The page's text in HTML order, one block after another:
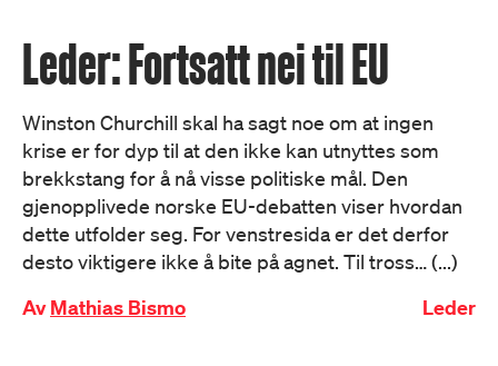
Leder: Fortsatt nei til EU
Winston Churchill skal ha sagt noe om at ingen
krise er for dyp til at den ikke kan utnyttes som
brekkstang for å nå visse politiske mål. Den
gjenopplivede norske EU-debatten viser hvordan
dette utfolder seg. For venstresida er det derfor
desto viktigere ikke å bite på agnet. Til tross… (...)
AvMathias Bismo Leder